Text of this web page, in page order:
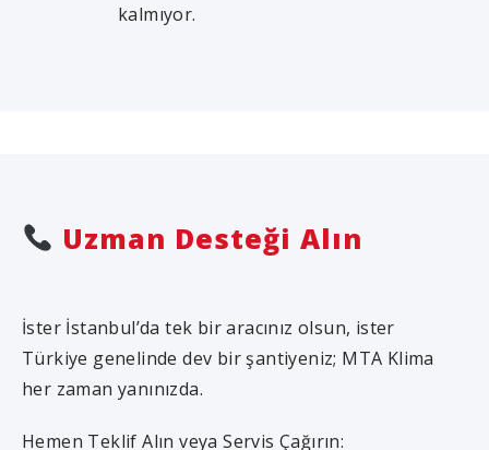
kalmıyor.
Uzman Desteği Alın
İster İstanbul’da tek bir aracınız olsun, ister
Türkiye genelinde dev bir şantiyeniz; MTA Klima
her zaman yanınızda.
Hemen Teklif Alın veya Servis Çağırın: